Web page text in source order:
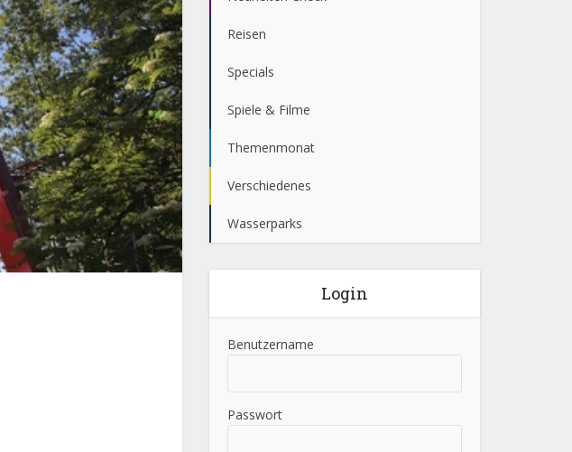
Reisen
Specials
Spiele & Filme
Themenmonat
Verschiedenes
Wasserparks
Login
Benutzername
Passwort